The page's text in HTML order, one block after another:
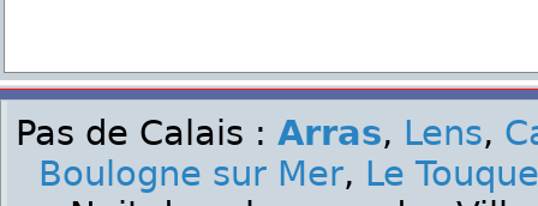
Pas de Calais : Arras, Lens,
Boulogne sur Mer, Le